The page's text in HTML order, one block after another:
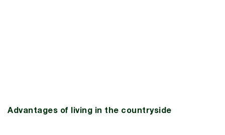
Advantages of living in the countryside